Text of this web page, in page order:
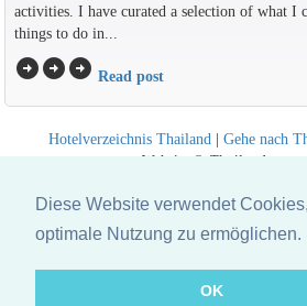
Diese Website verwendet
optimale Nutzung zu ermöglichen.
OK
activities. I have curated a selection of what I
things to do in...
arrow_circle_rightarrow_circle_rightarrow_circle_right Read post
Hotelverzeichnis Thailand | Gehe nach
Website ©